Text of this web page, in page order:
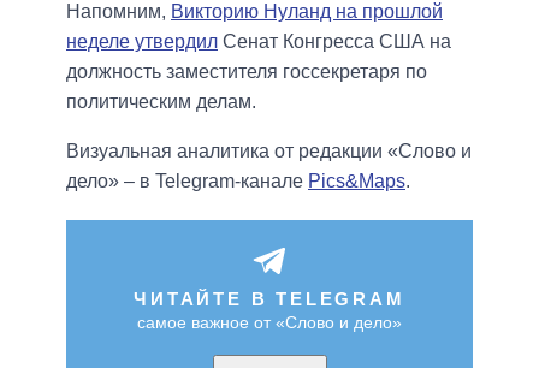
Напомним, Викторию Нуланд на прошлой
неделе утвердил Сенат Конгресса США на
должность заместителя госсекретаря по
политическим делам.
Визуальная аналитика от редакции «Слово и
дело» – в Telegram-канале Pics&Maps.
ЧИТАЙТЕ В TELEGRAM
самое важное от «Слово и дело»